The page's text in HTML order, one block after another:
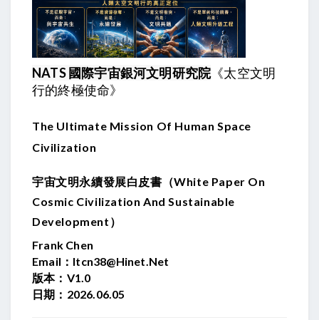
NATS 國際宇宙銀河文明研究院《太空文明
行的終極使命》
The Ultimate Mission Of Human Space
Civilization
宇宙文明永續發展白皮書（White Paper On
Cosmic Civilization And Sustainable
Development）
Frank Chen
Email： Itcn38@hinet.net
版本：V1.0
日期：2026.06.05